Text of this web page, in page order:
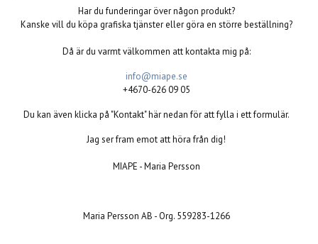
Har du funderingar över någon produkt?
Kanske vill du köpa grafiska tjänster eller göra en större beställning?
Då är du varmt välkommen att kontakta mig på:
info@miape.se
+4670-626 09 05
Du kan även klicka på "Kontakt" här nedan för att fylla i ett formulär.
Jag ser fram emot att höra från dig!
MIAPE - Maria Persson
Maria Persson AB - Org. 559283-1266